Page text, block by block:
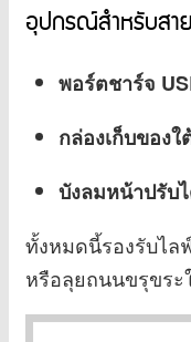
อุปกรณ์สำหรับสาย
พอร์ตชาร์จ
กล่องเก็บของใ
บังลมหน้าปรับ
ทั้งหมดนี้รองรับไล
หรือลุยถนนขรุขระ